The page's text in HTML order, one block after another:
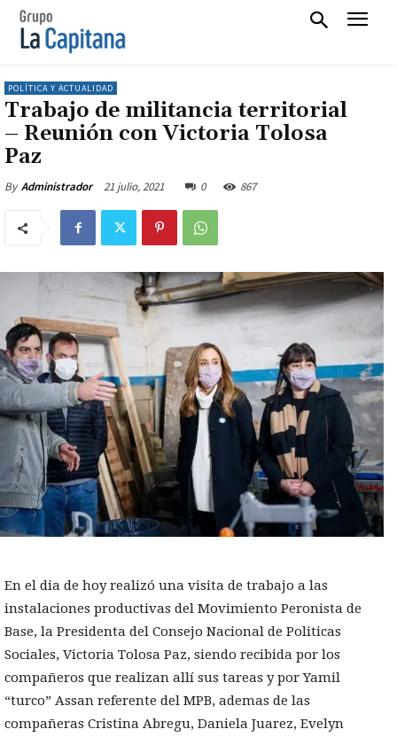
POLÍTICA Y ACTUALIDAD
Trabajo de militancia territorial
– Reunión con Victoria Tolosa
Paz
By Administrador 21 julio, 2021 0 867
En el dia de hoy realizó una visita de trabajo a las
instalaciones productivas del Movimiento Peronista de
Base, la Presidenta del Consejo Nacional de Politicas
Sociales, Victoria Tolosa Paz, siendo recibida por los
compañeros que realizan allí sus tareas y por Yamil
“turco” Assan referente del MPB, ademas de las
compañeras Cristina Abregu, Daniela Juarez, Evelyn